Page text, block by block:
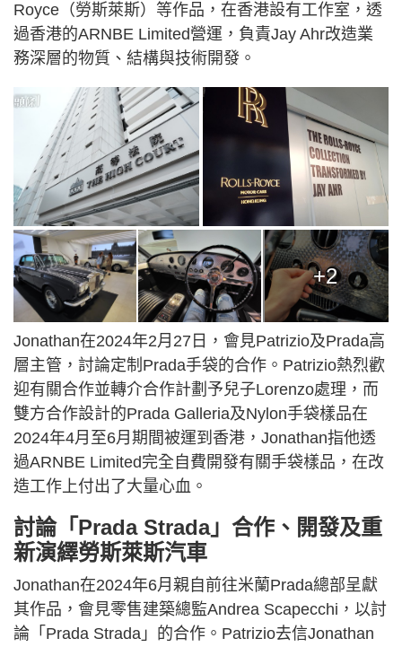
Royce（勞斯萊斯）等作品，在香港設有工作室，透
過香港的ARNBE Limited營運，負責Jay Ahr改造業
務深層的物質、結構與技術開發。
+2
Jonathan在2024年2月27日，會見Patrizio及Prada高
層主管，討論定制Prada手袋的合作。Patrizio熱烈歡
迎有關合作並轉介合作計劃予兒子Lorenzo處理，而
雙方合作設計的Prada Galleria及Nylon手袋樣品在
2024年4月至6月期間被運到香港，Jonathan指他透
過ARNBE Limited完全自費開發有關手袋樣品，在改
造工作上付出了大量心血。
討論「Prada Strada」合作、開發及重
新演繹勞斯萊斯汽車
Jonathan在2024年6月親自前往米蘭Prada總部呈獻
其作品，會見零售建築總監Andrea Scapecchi，以討
論「Prada Strada」的合作。Patrizio去信Jonathan